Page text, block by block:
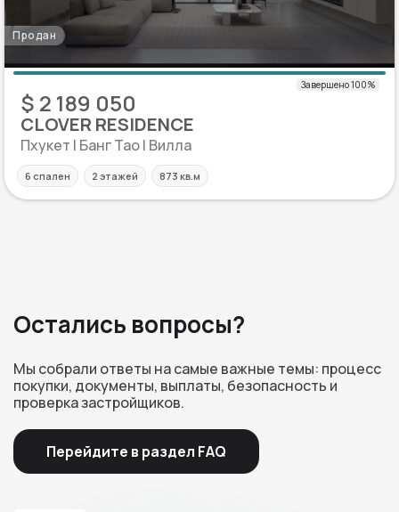
Продан
$ 2 189 050
CLOVER RESIDENCE
Пхукет | Банг Тао | Вилла
6 спален 2 этажей 873 кв.м
Остались вопросы?
Мы собрали ответы на самые важные темы: процесс
покупки, документы, выплаты, безопасность и
проверка застройщиков.
Перейдите в раздел FAQ